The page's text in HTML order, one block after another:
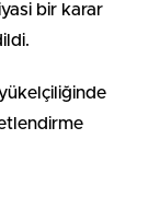
bir karar